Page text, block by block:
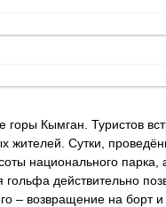
Кымган. Туристов
Сутки,
национального парка,
действительно
– возвращение на борт и